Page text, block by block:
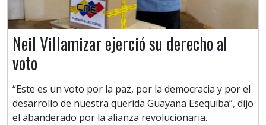
Neil Villamizar ejerció su derecho al
voto
“Este es un voto por la paz, por la democracia y por el
desarrollo de nuestra querida Guayana Esequiba”, dijo
el abanderado por la alianza revolucionaria.